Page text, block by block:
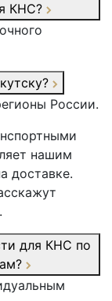
КНС?
России.
нашим
доставке.
для КНС по